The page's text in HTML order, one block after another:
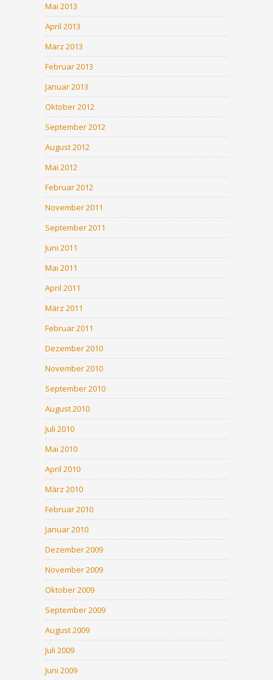
Mai 2013
April 2013
März 2013
Februar 2013
Januar 2013
Oktober 2012
September 2012
August 2012
Mai 2012
Februar 2012
November 2011
September 2011
Juni 2011
Mai 2011
April 2011
März 2011
Februar 2011
Dezember 2010
November 2010
September 2010
August 2010
Juli 2010
Mai 2010
April 2010
März 2010
Februar 2010
Januar 2010
Dezember 2009
November 2009
Oktober 2009
September 2009
August 2009
Juli 2009
Juni 2009